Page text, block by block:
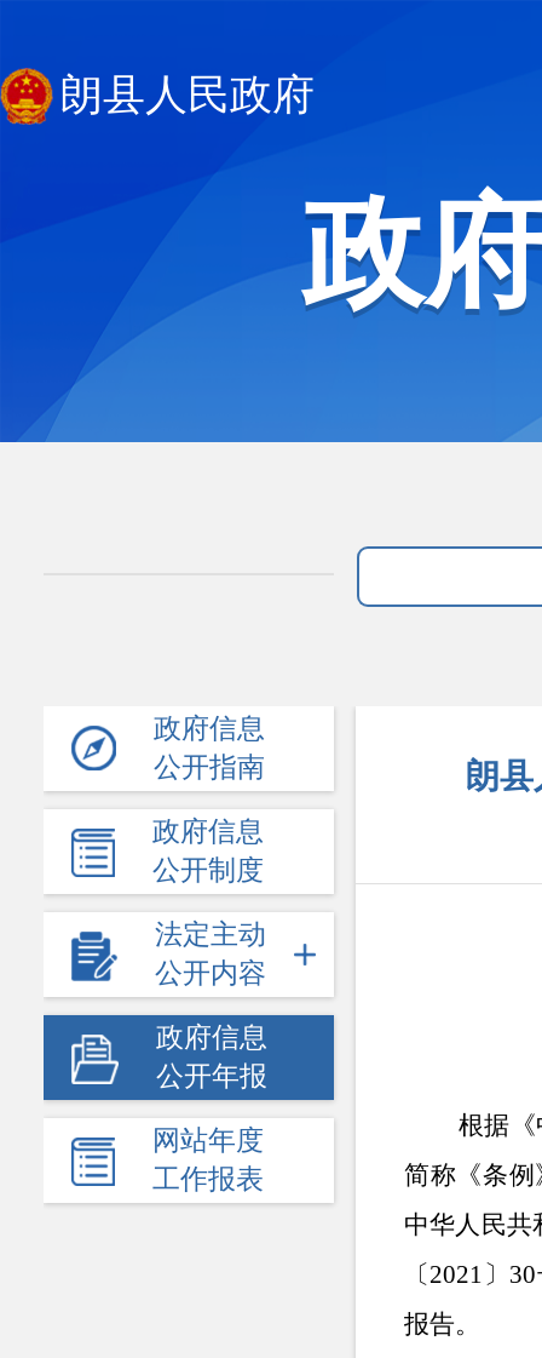
朗县人民政府
政
政府信息
公开指南
政府信息
公开制度
法定主动
公开内容
政府信息
公开年报
网站年度
工作报表
朗
根据
简称《条
中华人民共
〔2021〕
报告。